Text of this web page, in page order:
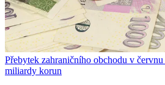
Přebytek zahraničního obchodu v
miliardy korun